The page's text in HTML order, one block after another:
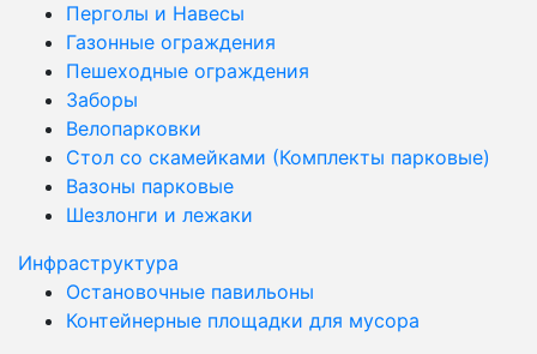
Перголы и Навесы
Газонные ограждения
Пешеходные ограждения
Заборы
Велопарковки
Стол со скамейками (Комплекты парковые)
Вазоны парковые
Шезлонги и лежаки
Инфраструктура
Остановочные павильоны
Контейнерные площадки для мусора